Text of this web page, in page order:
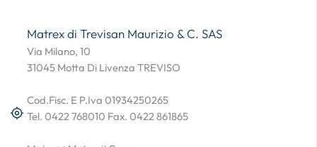
Matrex di Trevisan Maurizio & C. SAS
Via Milano, 10
31045 Motta Di Livenza TREVISO
Cod.Fisc. E P.Iva 01934250265
Tel. 0422 768010 Fax. 0422 861865